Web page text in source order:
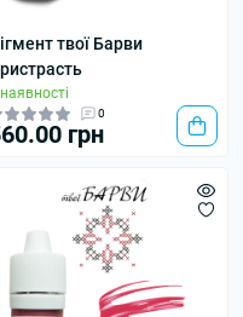
твої Барви
0
грн